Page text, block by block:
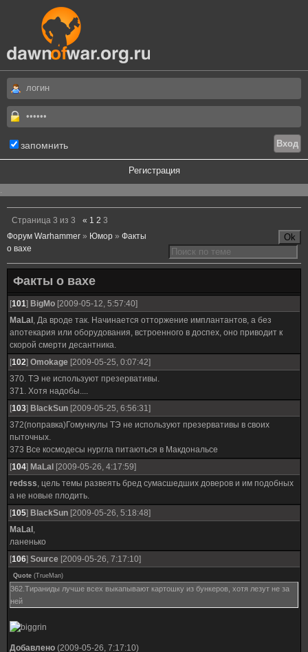
запомнить
Регистрация
.
Страница 3 из 3 « 1 2 3
Форум Warhammer » Юмор » Факты
о вахе
Факты о вахе
[101] BigMo [2009-05-12, 5:57:40]
MaLal , Да вроде так. Начинается отторжение имплантантов, а без
апотекария или оборудования, встроенного в доспех, оно приводит к
скорой смерти десантника.
[102] Omokage [2009-05-25, 0:07:42]
370. ТЭ не используют презервативы.
371. Хотя надобы....
[103] BlackSun [2009-05-25, 6:56:31]
372(поправка)Гомункулы ТЭ не используют презервативы в своих
пыточных.
373 Все космодесы нургла питаються в Макдональсе
[104] MaLal [2009-05-26, 4:17:59]
redsss, цель темы развеять бред сумасшедших доверов и им подобных
а не новые плодить.
[105] BlackSun [2009-05-26, 5:18:48]
MaLal ,
ланенько
[106] Source [2009-05-26, 7:17:10]
Quote (TrueMan)
362.Тираниды лучше всех выкапывают картошку из бункеров, хотя лезут не за
ней
Добавлено (2009-05-26, 7:17:10)